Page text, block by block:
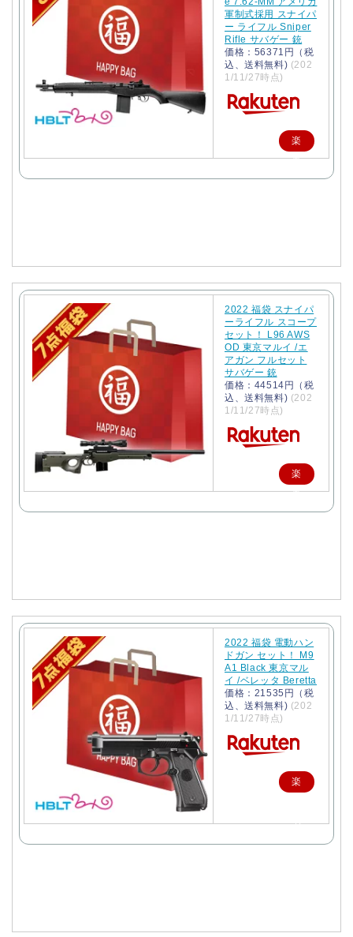
軍制式採用 スナイパ
ー ライフル Sniper
Rifle サバゲー 銃
価格：56371円（税
込、送料無料) (202
1/11/27時点)
楽
天
2022 福袋 スナイパ
ーライフル スコープ
セット！ L96 AWS
OD 東京マルイ /エ
アガン フルセット
サバゲー 銃
価格：44514円（税
込、送料無料) (202
1/11/27時点)
楽
天
2022 福袋 電動ハン
ドガン セット！ M9
A1 Black 東京マル
イ /ベレッタ Beretta
価格：21535円（税
込、送料無料) (202
1/11/27時点)
楽
で
購